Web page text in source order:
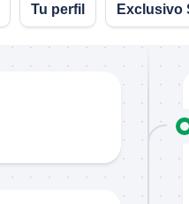
Tu perfil Exclusivo